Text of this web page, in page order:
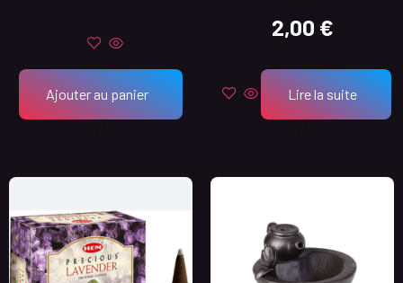
Ajouter au panier
2,00 €
Lire la suite